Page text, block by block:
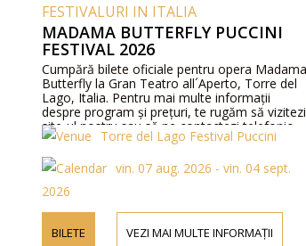
FESTIVALURI IN ITALIA
MADAMA BUTTERFLY PUCCINI
FESTIVAL 2026
Cumpără bilete oficiale pentru opera Madama
Butterfly la Gran Teatro all´Aperto, Torre del
Lago, Italia. Pentru mai multe informații
despre program și prețuri, te rugăm să vizitezi
site-ul nostru sau să ne contactezi telefonic.
Torre del Lago Festival Puccini
vin. 07 aug. 2026 - vin. 04 sept.
2026
BILETE VEZI MAI MULTE INFORMAȚII